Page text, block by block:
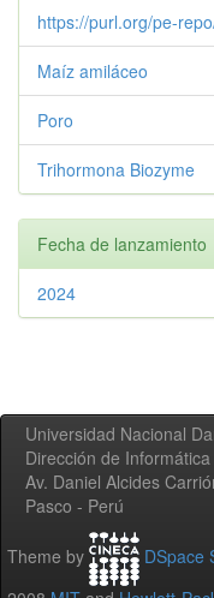
https://purl.org/pe-
Maíz amiláceo
Poro
Trihormona Biozyme
Fecha de lanzamiento
2024
Universidad Nacional
Dirección de Informática
Av. Daniel Alcides
Pasco - Perú
Theme by DSpace